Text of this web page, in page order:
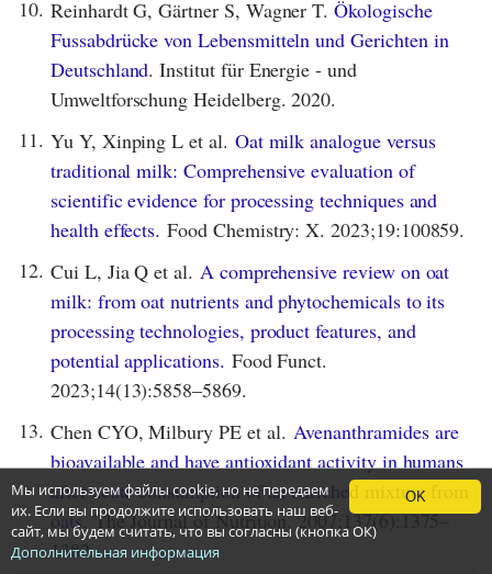
10. Reinhardt G, Gärtner S, Wagner T.Ökologische
Fussabdrücke von Lebensmitteln und Gerichten in
Deutschland. Institut für Energie - und
Umweltforschung Heidelberg. 2020.
11. Yu Y, Xinping L et al. Oat milk analogue versus
traditional milk: Comprehensive evaluation of
scientific evidence for processing techniques and
health effects. Food Chemistry: X. 2023;19:100859.
12. Cui L, Jia Q et al. A comprehensive review on oat
milk: from oat nutrients and phytochemicals to its
processing technologies, product features, and
potential applications. Food Funct.
2023;14(13):5858–5869.
13. Chen CYO, Milbury PE et al. Avenanthramides are
bioavailable and have antioxidant activity in humans
after acute consumption of an enriched mixture from
oats. The Journal of Nutrition. 2007;137(6):1375–
1382.
OK
Мы используем файлы cookie, но не передаем
их. Если вы продолжите использовать наш веб-
сайт, мы будем считать, что вы согласны (кнопка ОК)
Дополнительная информация